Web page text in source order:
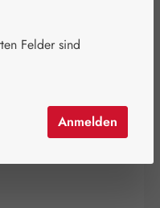
Felder sind
Anmelden